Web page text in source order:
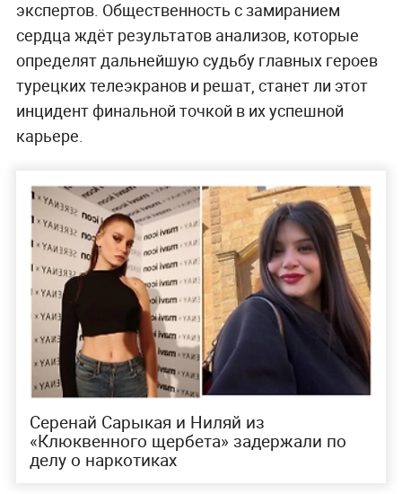
экспертов. Общественность с замиранием
сердца ждёт результатов анализов, которые
определят дальнейшую судьбу главных героев
турецких телеэкранов и решат, станет ли этот
инцидент финальной точкой в их успешной
карьере.
Серенай Сарыкая и Ниляй из
«Клюквенного щербета» задержали по
делу о наркотиках